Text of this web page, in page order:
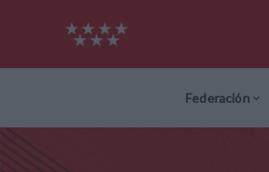
Federación